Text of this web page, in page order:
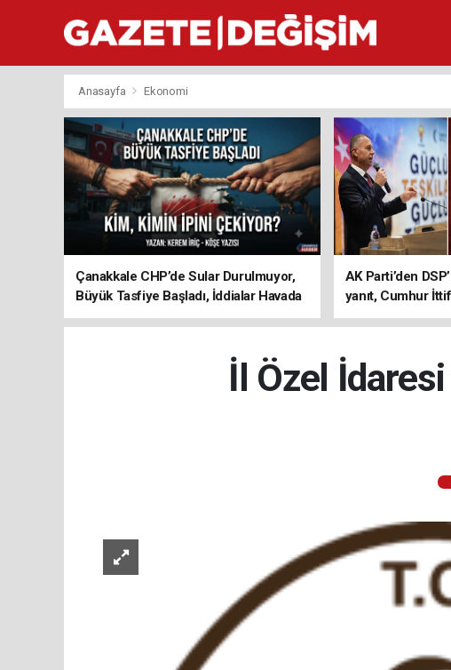
Anasayfa Ekonomi
Çanakkale CHP’de Sular Durulmuyor,
Büyük Tasfiye Başladı, İddialar Havada
Uçuşuyor
AK Parti’den
yanıt, Cumhur
ediyoruz
İl Özel